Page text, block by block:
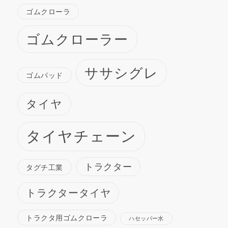
ゴムクローラ
ゴムクローラー
ゴムパッド ササシグレ
タイヤ
タイヤチェーン
タグチ工業 トラクター
トラクタータイヤ
トラクタ用ゴムクローラ ハセッパー水